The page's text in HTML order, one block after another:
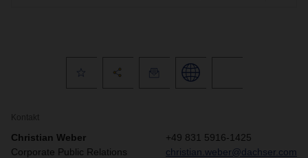
Kontakt
Christian Weber
Corporate Public Relations
+49 831 5916-1425
christian.weber@dachser.com